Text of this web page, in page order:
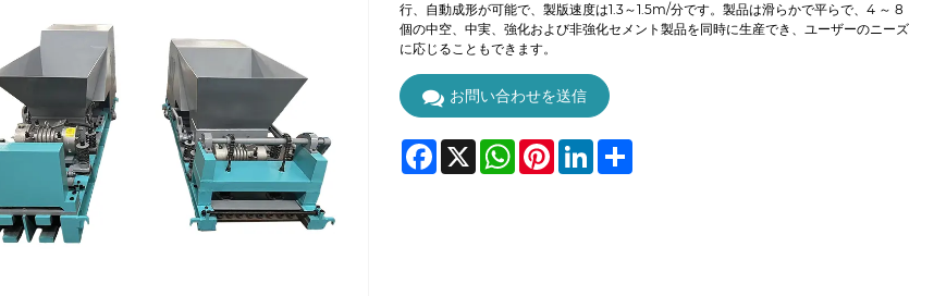
行、自動成形が可能で、製版速度は1.3～1.5m/分です。製品は滑らかで平らで、4 ～ 8
個の中空、中実、強化および非強化セメント製品を同時に生産でき、ユーザーのニーズ
に応じることもできます。
お問い合わせを送信
Facebook
X WhatsAppPinterestLinkedInShare